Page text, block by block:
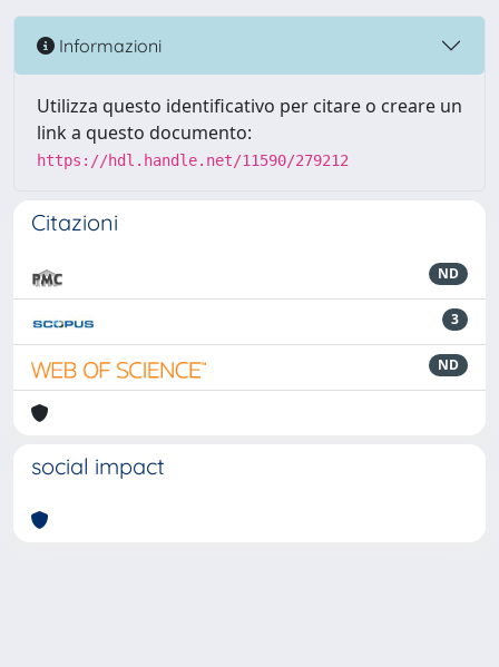
Informazioni
Utilizza questo identificativo per citare o creare un
link a questo documento:
https://hdl.handle.net/11590/279212
Citazioni
ND
3
ND
social impact